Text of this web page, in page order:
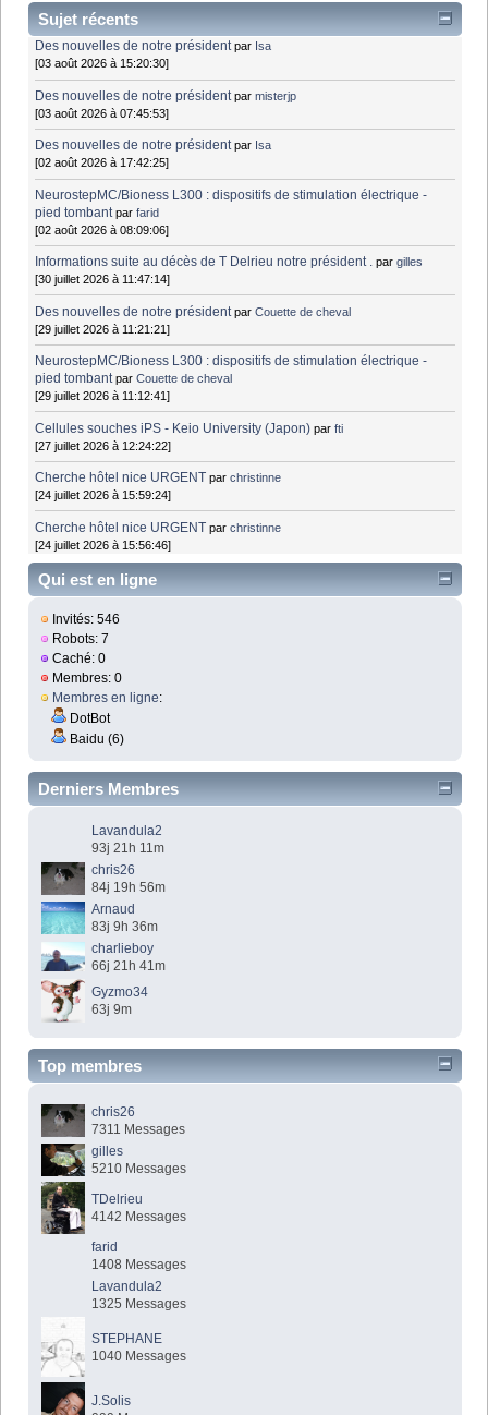
Sujet récents
Des nouvelles de notre président par Isa
[03 août 2026 à 15:20:30]
Des nouvelles de notre président parmisterjp
[03 août 2026 à 07:45:53]
Des nouvelles de notre président par Isa
[02 août 2026 à 17:42:25]
NeurostepMC/Bioness L300 : dispositifs de stimulation électrique -
pied tombant parfarid
[02 août 2026 à 08:09:06]
Informations suite au décès de T Delrieu notre président . pargilles
[30 juillet 2026 à 11:47:14]
Des nouvelles de notre président parCouette de cheval
[29 juillet 2026 à 11:21:21]
NeurostepMC/Bioness L300 : dispositifs de stimulation électrique -
pied tombant parCouette de cheval
[29 juillet 2026 à 11:12:41]
Cellules souches iPS - Keio University (Japon) parfti
[27 juillet 2026 à 12:24:22]
Cherche hôtel nice URGENT parchristinne
[24 juillet 2026 à 15:59:24]
Cherche hôtel nice URGENT parchristinne
[24 juillet 2026 à 15:56:46]
Qui est en ligne
Invités: 546
Robots: 7
Caché: 0
Membres: 0
Membres en ligne:
DotBot
Baidu (6)
Derniers Membres
Lavandula2
93j 21h 11m
chris26
84j 19h 56m
Arnaud
83j 9h 36m
charlieboy
66j 21h 41m
Gyzmo34
63j 9m
Top membres
chris26
7311 Messages
gilles
5210 Messages
TDelrieu
4142 Messages
farid
1408 Messages
Lavandula2
1325 Messages
STEPHANE
1040 Messages
J.Solis